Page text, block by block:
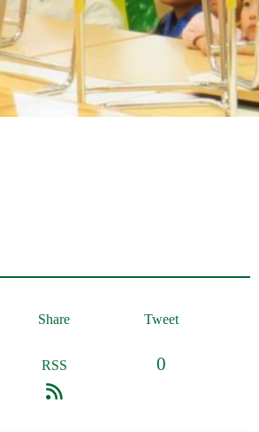
Share Tweet
RSS 0